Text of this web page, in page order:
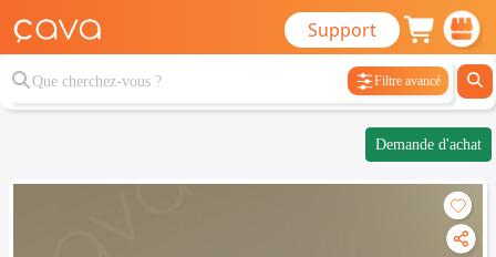
Support
Filtre avancé
Demande d'achat